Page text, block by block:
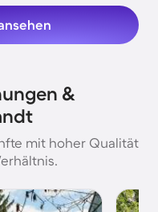
&
mit hoher Qualität